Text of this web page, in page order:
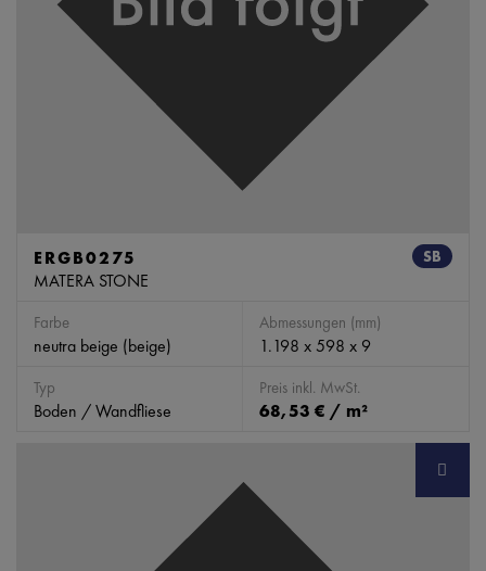
SB
ERGB0275
MATERA STONE
Farbe
neutra beige (beige)
Abmessungen (mm)
1.198 x 598 x 9
Typ
Boden / Wandfliese
Preis inkl. MwSt.
68,53 € / m²